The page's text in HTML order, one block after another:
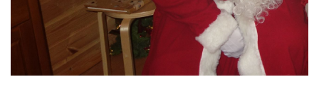
Menopause” – dincolo de a
fi un subiect tabu
2 APRILIE 2024
Un weekend in La Spezia si